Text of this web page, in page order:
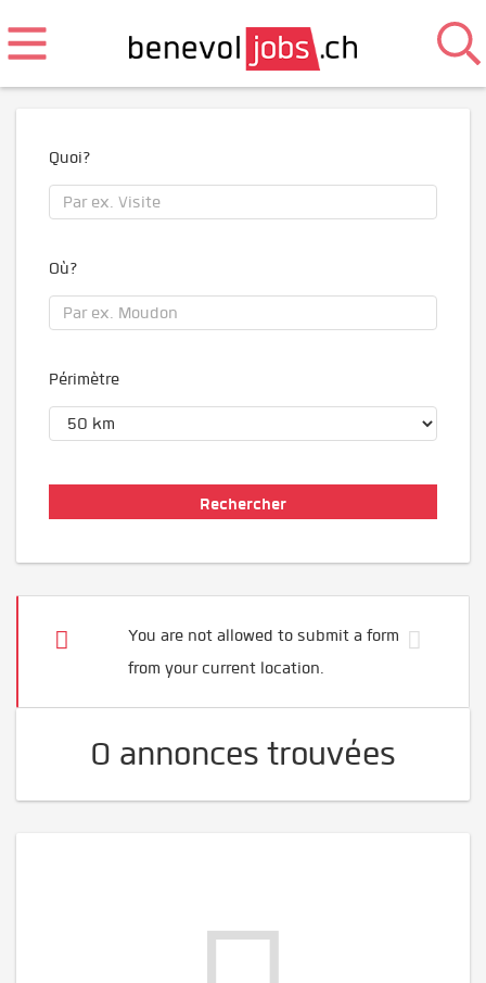
Quoi?
Où?
Périmètre
You are not allowed to submit a form
from your current location.
0 annonces trouvées